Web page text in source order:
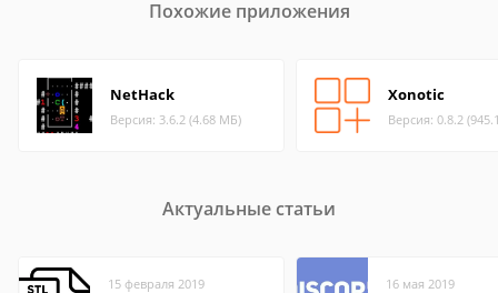
Похожие приложения
NetHack
Версия: 3.6.2 (4.68 МБ)
Xonotic
Версия: 0.8.2
Актуальные статьи
15 февраля 2019 16 мая 2019